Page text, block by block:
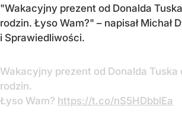
"Wakacyjny prezent od Donalda
rodzin. Łyso Wam?" – napisał Michał
i Sprawiedliwości.
Wakacyjny prezent od Donalda Tuska
rodzin.
Łyso Wam? https://t.co/nS5HDbblEa